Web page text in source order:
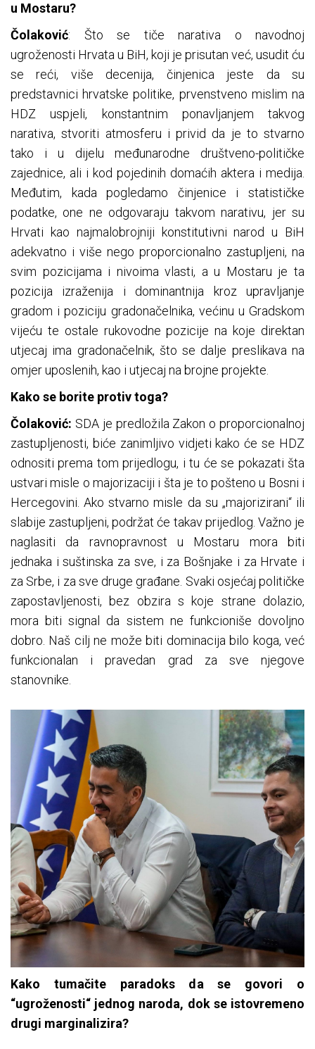
u Mostaru?
Čolaković: Što se tiče narativa o navodnoj
ugroženosti Hrvata u BiH, koji je prisutan već, usudit ću
se reći, više decenija, činjenica jeste da su
predstavnici hrvatske politike, prvenstveno mislim na
HDZ uspjeli, konstantnim ponavljanjem takvog
narativa, stvoriti atmosferu i privid da je to stvarno
tako i u dijelu međunarodne društveno-političke
zajednice, ali i kod pojedinih domaćih aktera i medija.
Međutim, kada pogledamo činjenice i statističke
podatke, one ne odgovaraju takvom narativu, jer su
Hrvati kao najmalobrojniji konstitutivni narod u BiH
adekvatno i više nego proporcionalno zastupljeni, na
svim pozicijama i nivoima vlasti, a u Mostaru je ta
pozicija izraženija i dominantnija kroz upravljanje
gradom i poziciju gradonačelnika, većinu u Gradskom
vijeću te ostale rukovodne pozicije na koje direktan
utjecaj ima gradonačelnik, što se dalje preslikava na
omjer uposlenih, kao i utjecaj na brojne projekte.
Kako se borite protiv toga?
Čolaković: SDA je predložila Zakon o proporcionalnoj
zastupljenosti, biće zanimljivo vidjeti kako će se HDZ
odnositi prema tom prijedlogu, i tu će se pokazati šta
ustvari misle o majorizaciji i šta je to pošteno u Bosni i
Hercegovini. Ako stvarno misle da su „majorizirani“ ili
slabije zastupljeni, podržat će takav prijedlog. Važno je
naglasiti da ravnopravnost u Mostaru mora biti
jednaka i suštinska za sve, i za Bošnjake i za Hrvate i
za Srbe, i za sve druge građane. Svaki osjećaj političke
zapostavljenosti, bez obzira s koje strane dolazio,
mora biti signal da sistem ne funkcioniše dovoljno
dobro. Naš cilj ne može biti dominacija bilo koga, već
funkcionalan i pravedan grad za sve njegove
stanovnike.
Kako tumačite paradoks da se govori o
“ugroženosti“ jednog naroda, dok se istovremeno
drugi marginalizira?